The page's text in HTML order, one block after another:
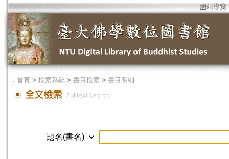
網站導覽
． 首頁 > 檢索系統 > 書目檢索 > 書目明細